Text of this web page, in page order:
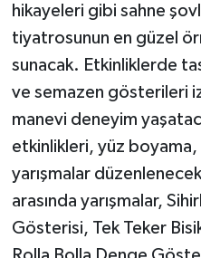
hikayeleri gibi sahne
tiyatrosunun en güzel
sunacak. Etkinliklerde
ve semazen gösterileri
manevi deneyim
etkinlikleri, yüz
yarışmalar
arasında yarışmalar,
Gösterisi, Tek Teker